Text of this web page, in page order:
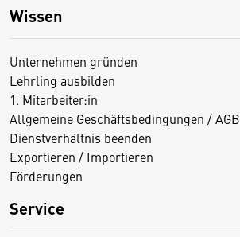
Wissen
Unternehmen gründen
Lehrling ausbilden
1. Mitarbeiter:in
Allgemeine Geschäftsbedingungen / AGB
Dienstverhältnis beenden
Exportieren / Importieren
Förderungen
Service